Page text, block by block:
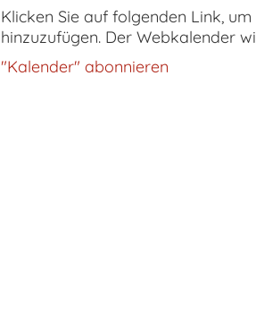
Klicken Sie auf folgenden Link,
hinzuzufügen. Der Webkalender
"Kalender" abonnieren